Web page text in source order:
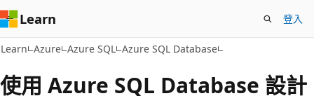
Learn 登入
Learn Azure Azure SQL Azure SQL Database
使用 Azure SQL Database 設計